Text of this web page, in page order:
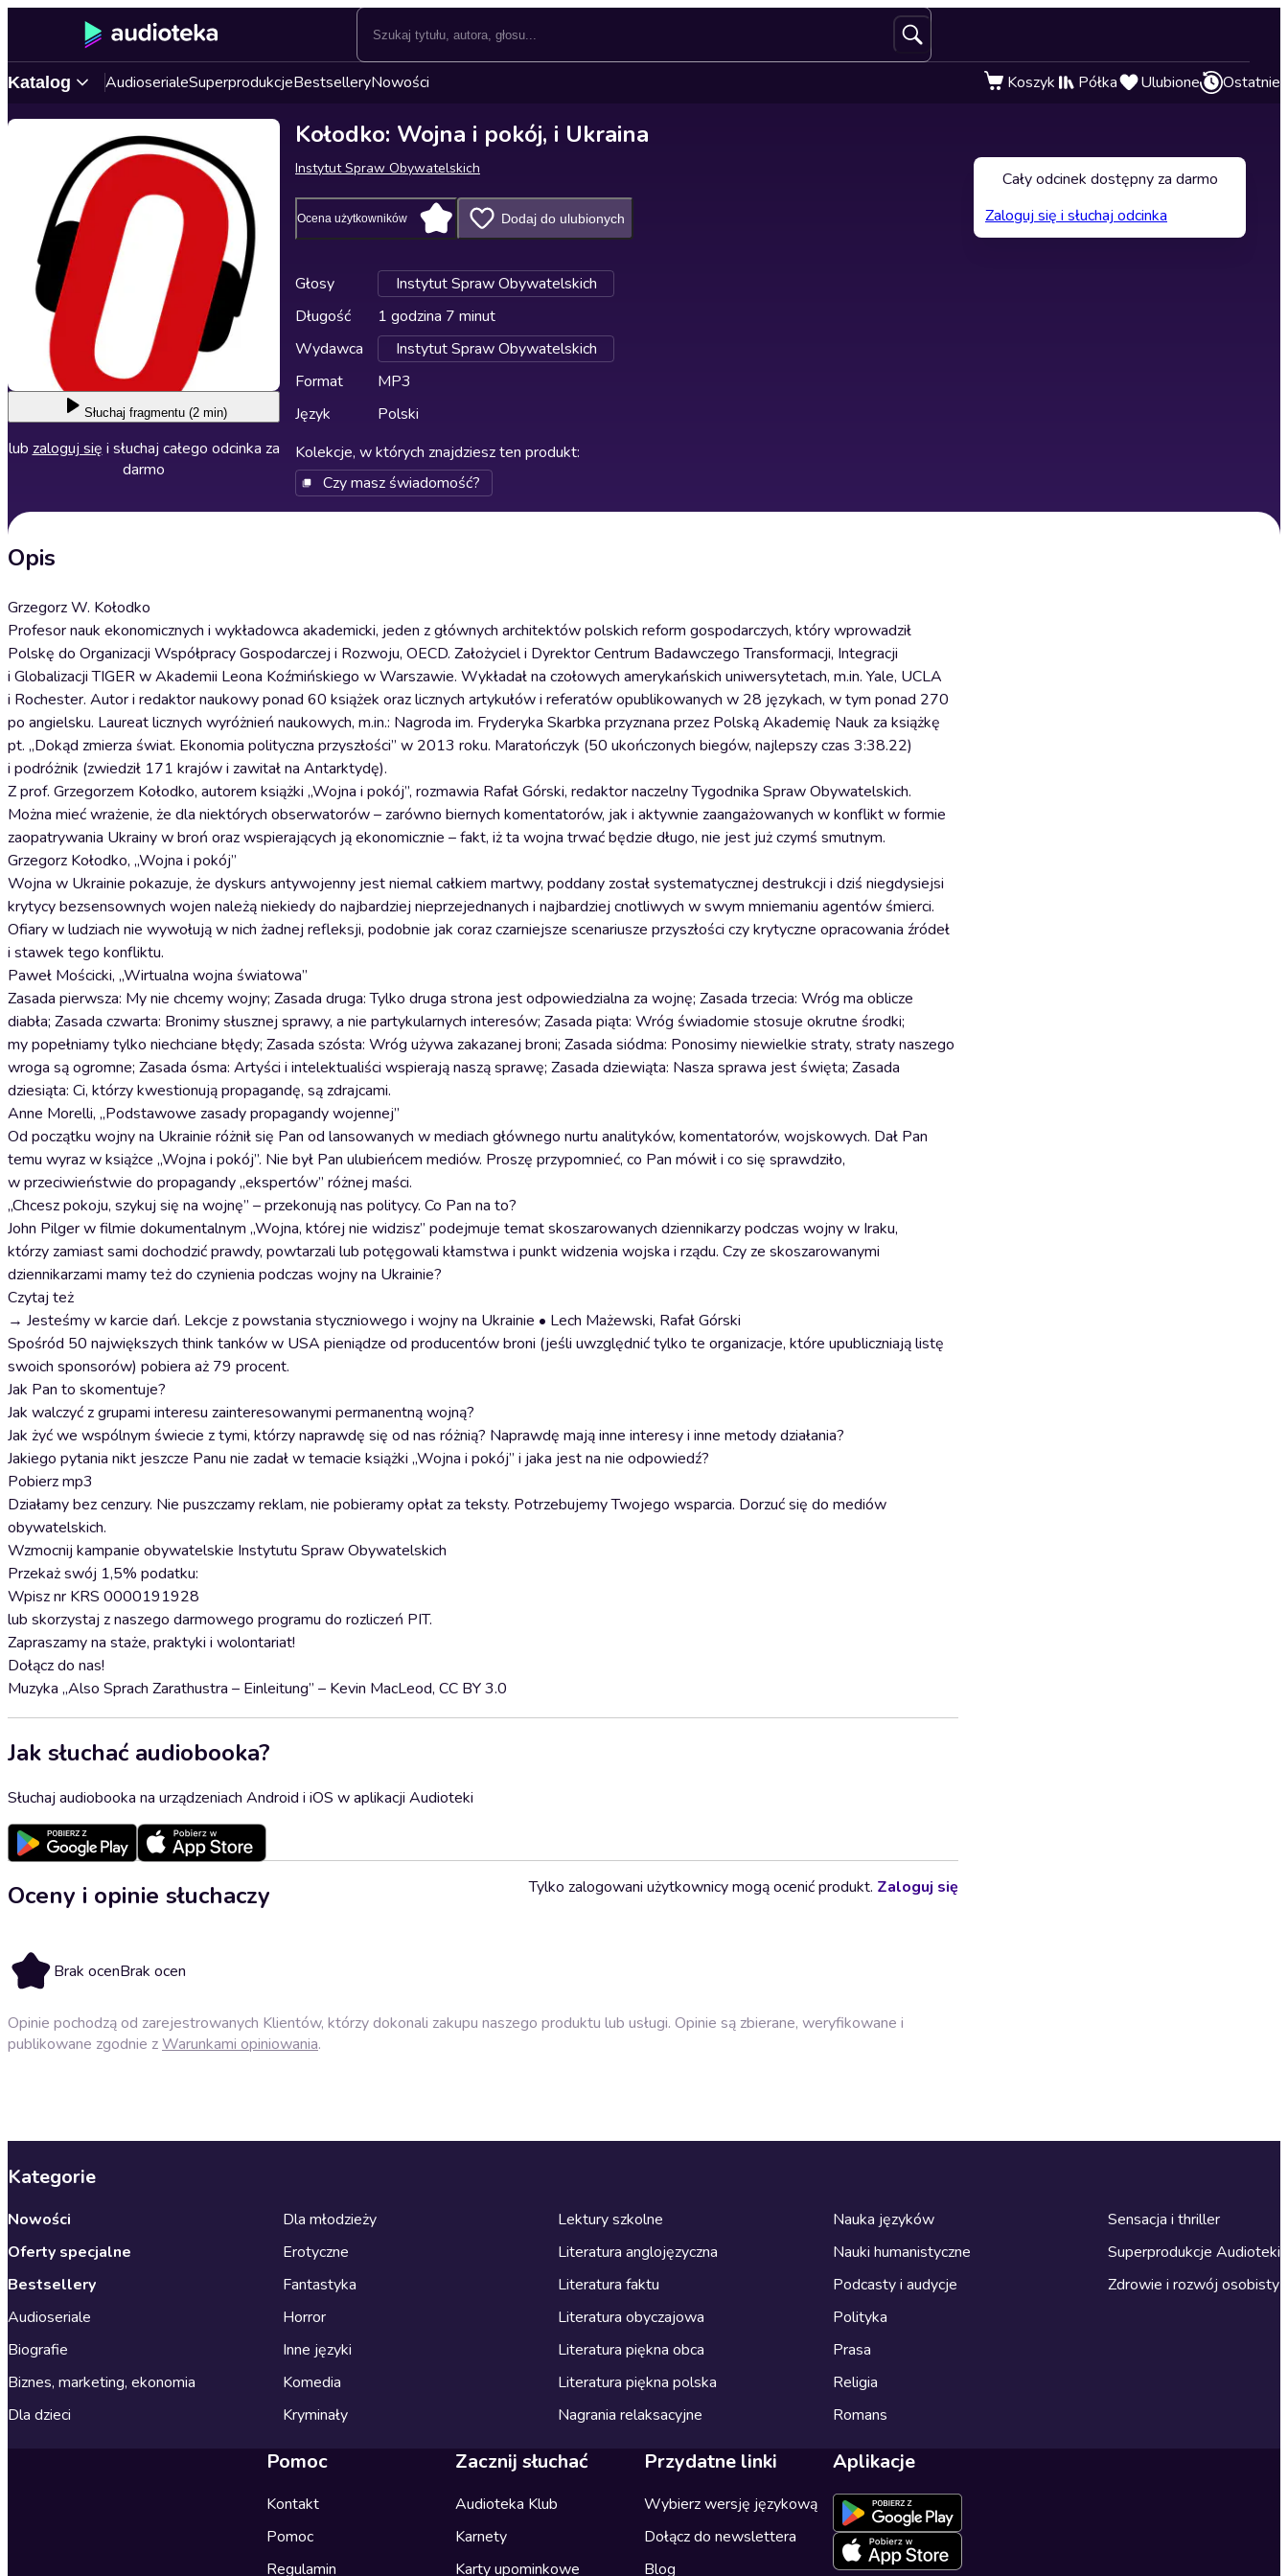
Katalog AudioserialeSuperprodukcjeBestselleryNowości Koszyk Półka Ulubione Ostatnie
Słuchaj fragmentu (2 min)
lub zaloguj się i słuchaj całego odcinka za
darmo
Kołodko: Wojna i pokój, i Ukraina
Instytut Spraw Obywatelskich
Ocena użytkowników Dodaj do ulubionych
Głosy
Instytut Spraw Obywatelskich
Długość
1 godzina 7 minut
Wydawca
Instytut Spraw Obywatelskich
Format
MP3
Język
Polski
Kolekcje, w których znajdziesz ten produkt:
Czy masz świadomość?
Opis
Grzegorz W. Kołodko
Profesor nauk ekonomicznych i wykładowca akademicki, jeden z głównych architektów polskich reform gospodarczych, który wprowadził
Polskę do Organizacji Współpracy Gospodarczej i Rozwoju, OECD. Założyciel i Dyrektor Centrum Badawczego Transformacji, Integracji
i Globalizacji TIGER w Akademii Leona Koźmińskiego w Warszawie. Wykładał na czołowych amerykańskich uniwersytetach, m.in. Yale, UCLA
i Rochester. Autor i redaktor naukowy ponad 60 książek oraz licznych artykułów i referatów opublikowanych w 28 językach, w tym ponad 270
po angielsku. Laureat licznych wyróżnień naukowych, m.in.: Nagroda im. Fryderyka Skarbka przyznana przez Polską Akademię Nauk za książkę
pt. „Dokąd zmierza świat. Ekonomia polityczna przyszłości” w 2013 roku. Maratończyk (50 ukończonych biegów, najlepszy czas 3:38.22)
i podróżnik (zwiedził 171 krajów i zawitał na Antarktydę).
Z prof. Grzegorzem Kołodko, autorem książki „Wojna i pokój”, rozmawia Rafał Górski, redaktor naczelny Tygodnika Spraw Obywatelskich.
Można mieć wrażenie, że dla niektórych obserwatorów – zarówno biernych komentatorów, jak i aktywnie zaangażowanych w konflikt w formie
zaopatrywania Ukrainy w broń oraz wspierających ją ekonomicznie – fakt, iż ta wojna trwać będzie długo, nie jest już czymś smutnym.
Grzegorz Kołodko, „Wojna i pokój”
Wojna w Ukrainie pokazuje, że dyskurs antywojenny jest niemal całkiem martwy, poddany został systematycznej destrukcji i dziś niegdysiejsi
krytycy bezsensownych wojen należą niekiedy do najbardziej nieprzejednanych i najbardziej cnotliwych w swym mniemaniu agentów śmierci.
Ofiary w ludziach nie wywołują w nich żadnej refleksji, podobnie jak coraz czarniejsze scenariusze przyszłości czy krytyczne opracowania źródeł
i stawek tego konfliktu.
Paweł Mościcki, „Wirtualna wojna światowa”
Zasada pierwsza: My nie chcemy wojny; Zasada druga: Tylko druga strona jest odpowiedzialna za wojnę; Zasada trzecia: Wróg ma oblicze
diabła; Zasada czwarta: Bronimy słusznej sprawy, a nie partykularnych interesów; Zasada piąta: Wróg świadomie stosuje okrutne środki;
my popełniamy tylko niechciane błędy; Zasada szósta: Wróg używa zakazanej broni; Zasada siódma: Ponosimy niewielkie straty, straty naszego
wroga są ogromne; Zasada ósma: Artyści i intelektualiści wspierają naszą sprawę; Zasada dziewiąta: Nasza sprawa jest święta; Zasada
dziesiąta: Ci, którzy kwestionują propagandę, są zdrajcami.
Anne Morelli, „Podstawowe zasady propagandy wojennej”
Od początku wojny na Ukrainie różnił się Pan od lansowanych w mediach głównego nurtu analityków, komentatorów, wojskowych. Dał Pan
temu wyraz w książce „Wojna i pokój”. Nie był Pan ulubieńcem mediów. Proszę przypomnieć, co Pan mówił i co się sprawdziło,
w przeciwieństwie do propagandy „ekspertów” różnej maści.
„Chcesz pokoju, szykuj się na wojnę” – przekonują nas politycy. Co Pan na to?
John Pilger w filmie dokumentalnym „Wojna, której nie widzisz” podejmuje temat skoszarowanych dziennikarzy podczas wojny w Iraku,
którzy zamiast sami dochodzić prawdy, powtarzali lub potęgowali kłamstwa i punkt widzenia wojska i rządu. Czy ze skoszarowanymi
dziennikarzami mamy też do czynienia podczas wojny na Ukrainie?
Czytaj też
→ Jesteśmy w karcie dań. Lekcje z powstania styczniowego i wojny na Ukrainie • Lech Mażewski, Rafał Górski
Spośród 50 największych think tanków w USA pieniądze od producentów broni (jeśli uwzględnić tylko te organizacje, które upubliczniają listę
swoich sponsorów) pobiera aż 79 procent.
Jak Pan to skomentuje?
Jak walczyć z grupami interesu zainteresowanymi permanentną wojną?
Jak żyć we wspólnym świecie z tymi, którzy naprawdę się od nas różnią? Naprawdę mają inne interesy i inne metody działania?
Jakiego pytania nikt jeszcze Panu nie zadał w temacie książki „Wojna i pokój” i jaka jest na nie odpowiedź?
Pobierz mp3
Działamy bez cenzury. Nie puszczamy reklam, nie pobieramy opłat za teksty. Potrzebujemy Twojego wsparcia. Dorzuć się do mediów
obywatelskich.
Wzmocnij kampanie obywatelskie Instytutu Spraw Obywatelskich
Przekaż swój 1,5% podatku:
Wpisz nr KRS 0000191928
lub skorzystaj z naszego darmowego programu do rozliczeń PIT.
Zapraszamy na staże, praktyki i wolontariat!
Dołącz do nas!
Muzyka „Also Sprach Zarathustra – Einleitung” – Kevin MacLeod, CC BY 3.0
Jak słuchać audiobooka?
Słuchaj audiobooka na urządzeniach Android i iOS w aplikacji Audioteki
Oceny i opinie słuchaczy
Brak ocenBrak ocen
Tylko zalogowani użytkownicy mogą ocenić produkt. Zaloguj się
Opinie pochodzą od zarejestrowanych Klientów, którzy dokonali zakupu naszego produktu lub usługi. Opinie są zbierane, weryfikowane i
publikowane zgodnie zWarunkami opiniowania.
Cały odcinek dostępny za darmo
Zaloguj się i słuchaj odcinka
Kategorie
Nowości
Oferty specjalne
Bestsellery
Audioseriale
Biografie
Biznes, marketing, ekonomia
Dla dzieci
Dla młodzieży
Erotyczne
Fantastyka
Horror
Inne języki
Komedia
Kryminały
Lektury szkolne
Literatura anglojęzyczna
Literatura faktu
Literatura obyczajowa
Literatura piękna obca
Literatura piękna polska
Nagrania relaksacyjne
Nauka języków
Nauki humanistyczne
Podcasty i audycje
Polityka
Prasa
Religia
Romans
Sensacja i thriller
Superprodukcje Audioteki
Zdrowie i rozwój osobisty
Pomoc
Kontakt
Pomoc
Regulamin
Zacznij słuchać
Audioteka Klub
Karnety
Karty upominkowe
Przydatne linki
Wybierz wersję językową
Dołącz do newslettera
Blog
Aplikacje